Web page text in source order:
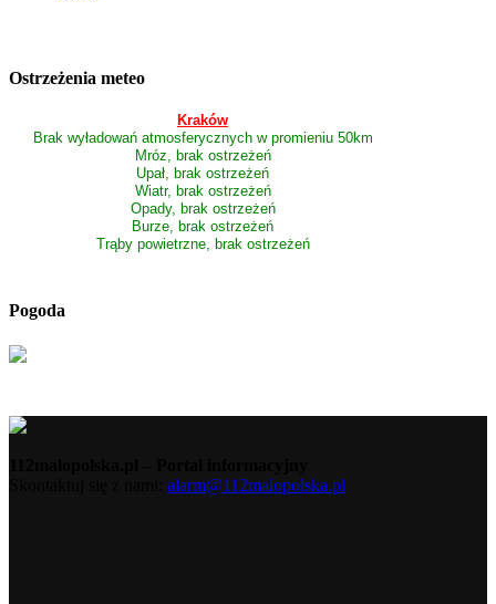
Ostrzeżenia meteo
Kraków
Brak wyładowań atmosferycznych w promieniu 50km
Mróz, brak ostrzeżeń
Upał, brak ostrzeżeń
Wiatr, brak ostrzeżeń
Opady, brak ostrzeżeń
Burze, brak ostrzeżeń
Trąby powietrzne, brak ostrzeżeń
Pogoda
alarm@112malopolska.pl